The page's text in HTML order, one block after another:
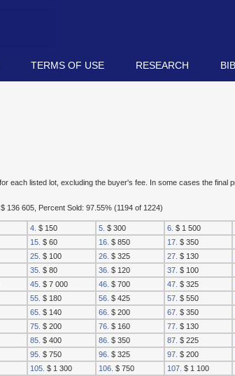
TERMS OF USE RESEARCH
each listed lot, excluding the buyer's fee. In some cases the
136 605, Percent Sold: 97.55% (1194 of 1224)
4. $ 150 5. $ 300 6. $ 1 500
15. $ 60 16. $ 850 17. $ 350
25. $ 100 26. $ 325 27. $ 130
35. $ 80 36. $ 120 37. $ 100
45. $ 7 000 46. $ 700 47. $ 325
55. $ 180 56. $ 425 57. $ 550
65. $ 140 66. $ 200 67. $ 350
75. $ 200 76. $ 160 77. $ 130
85. $ 400 86. $ 350 87. $ 225
95. $ 750 96. $ 325 97. $ 200
105. $ 1 300 106. $ 750 107. $ 1 100